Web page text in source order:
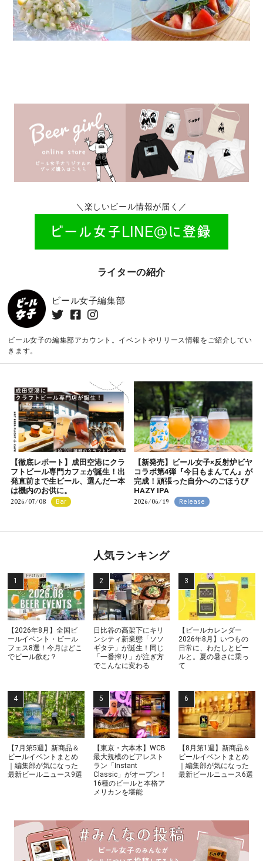
＼楽しいビール情報が届く／
ライターの紹介
ビール女子編集部
ビール女子の編集部アカウント。イベントやリリース情報をご紹介してい
きます。
【徹底レポート】成田空港にクラ
フトビール専門カフェが誕生！出
発直前まで生ビール、選んだ一本
は機内のお供に。
2026/07/08 Bar
【新発売】ビール女子×反射炉ビヤ
コラボ第4弾『今日もまんてん』が
完成！頑張った自分へのごほうび
HAZY IPA
2026/06/19 Release
人気ランキング
【2026年8月】全国ビ
ールイベント・ビール
フェス8選！今月はどこ
でビール飲む？
日比谷の高架下にキリ
ンシティ新業態「ソソ
ギタテ」が誕生！同じ
「一番搾り」が注ぎ方
でこんなに変わる
【ビールカレンダー
2026年8月】いつもの
日常に、わたしとビー
ルと。夏の暑さに乗っ
て
【7月第5週】新商品＆
ビールイベントまとめ
｜編集部が気になった
最新ビールニュース9選
【東京・六本木】WCB
最大規模のビアレスト
ラン「Instant
Classic」がオープン！
16種のビールと本格ア
メリカンを堪能
【8月第1週】新商品＆
ビールイベントまとめ
｜編集部が気になった
最新ビールニュース6選